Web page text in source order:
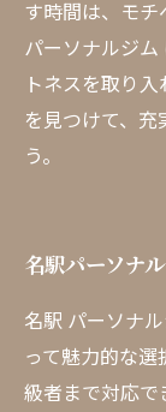
す時間は、モ
パーソナルジ
トネスを取り
を見つけて、
う。
名駅パーソナ
名駅 パーソナ
って魅力的な
級者まで対応で